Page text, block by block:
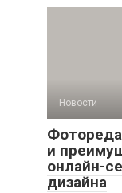
Новости
и
онлайн-
дизайна